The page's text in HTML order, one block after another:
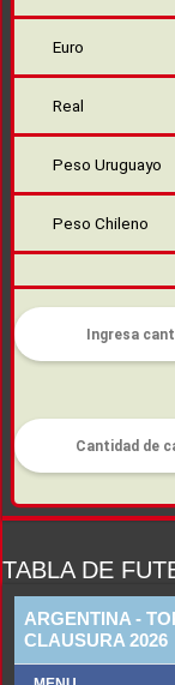
Euro
Real
Peso Uruguayo
Peso Chileno
TABLA DE